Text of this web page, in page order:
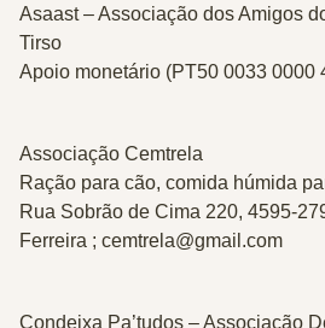
Asaast – Associação dos Amigos
Tirso
Apoio monetário (PT50 0033 0000
Associação Cemtrela
Ração para cão, comida húmida
Rua Sobrão de Cima 220, 4595-
Ferreira ; cemtrela@gmail.com
Condeixa Pa’tudos – Associação